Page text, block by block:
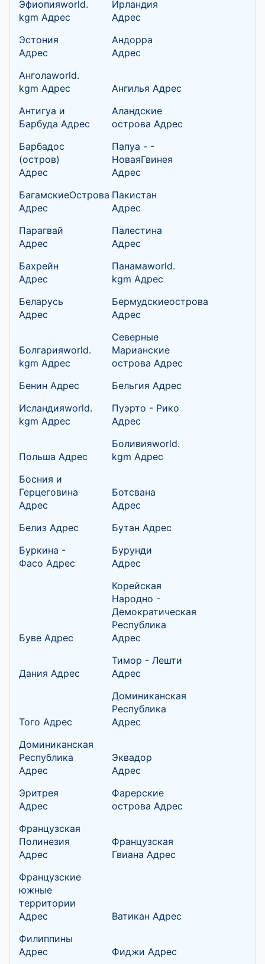
Эфиопияworld.
kgm Адрес
Ирландия
Адрес
Эстония
Адрес
Андорра
Адрес
Анголаworld.
kgm Адрес
Ангилья Адрес
Антигуа и
Барбуда Адрес
Аландские
острова Адрес
Барбадос
(остров)
Адрес
Папуа - -
НоваяГвинея
Адрес
БагамскиеОстрова
Адрес
Пакистан
Адрес
Парагвай
Адрес
Палестина
Адрес
Бахрейн
Адрес
Панамаworld.
kgm Адрес
Беларусь
Адрес
Бермудскиеострова
Адрес
Болгарияworld.
kgm Адрес
Северные
Марианские
острова Адрес
Бенин Адрес
Бельгия Адрес
Исландияworld.
kgm Адрес
Пуэрто - Рико
Адрес
Польша Адрес
Боливияworld.
kgm Адрес
Босния и
Герцеговина
Адрес
Ботсвана
Адрес
Белиз Адрес
Бутан Адрес
Буркина -
Фасо Адрес
Бурунди
Адрес
Буве Адрес
Корейская
Народно -
Демократическая
Республика
Адрес
Дания Адрес
Тимор - Лешти
Адрес
Того Адрес
Доминиканская
Республика
Адрес
Доминиканская
Республика
Адрес
Эквадор
Адрес
Эритрея
Адрес
Фарерские
острова Адрес
Французская
Полинезия
Адрес
Французская
Гвиана Адрес
Французские
южные
территории
Адрес
Ватикан Адрес
Филиппины
Адрес
Фиджи Адрес